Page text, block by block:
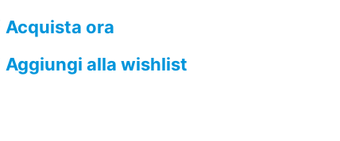
Acquista ora
Aggiungi alla wishlist